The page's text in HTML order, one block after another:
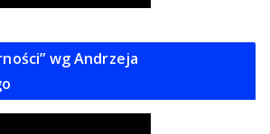
wg Andrzeja